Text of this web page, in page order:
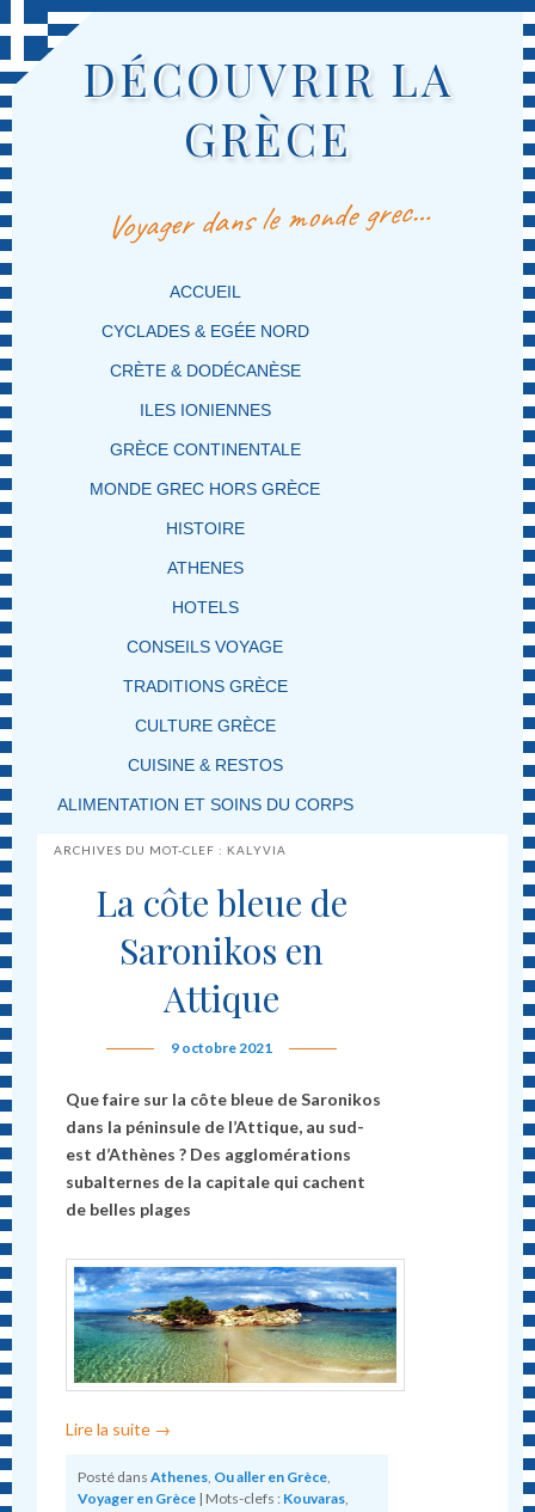
DÉCOUVRIR LA
GRÈCE
Voyager dans le monde grec…
MENU PRINCIPAL
MASQUER LA NAVIGATION PRINCIPALE
MASQUER LA NAVIGATION SECONDAIRE
ACCUEIL
CYCLADES & EGÉE NORD
CRÈTE & DODÉCANÈSE
ILES IONIENNES
GRÈCE CONTINENTALE
MONDE GREC HORS GRÈCE
HISTOIRE
ATHENES
HOTELS
CONSEILS VOYAGE
TRADITIONS GRÈCE
CULTURE GRÈCE
CUISINE & RESTOS
ALIMENTATION ET SOINS DU CORPS
ARCHIVES DU MOT-CLEF :KALYVIA
La côte bleue de
Saronikos en
Attique
9 octobre 2021
Que faire sur la côte bleue de Saronikos
dans la péninsule de l’Attique, au sud-
est d’Athènes ? Des agglomérations
subalternes de la capitale qui cachent
de belles plages
Lire la suite →
Posté dans Athenes, Ou aller en Grèce,
Voyager en Grèce | Mots-clefs : Kouvaras,